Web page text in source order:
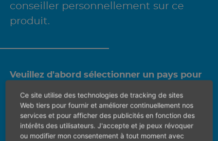
conseiller personnellement sur ce
produit.
Veuillez d'abord sélectionner un pays pour
Ce site utilise des technologies de tracking de sites
Web tiers pour fournir et améliorer continuellement nos
services et pour afficher des publicités en fonction des
intérêts des utilisateurs. J'accepte et je peux révoquer
ou modifier mon consentement à tout moment avec